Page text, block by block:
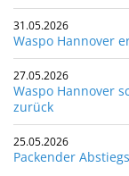
31.05.2026
Waspo Hannover
27.05.2026
Waspo Hannover
zurück
25.05.2026
Packender